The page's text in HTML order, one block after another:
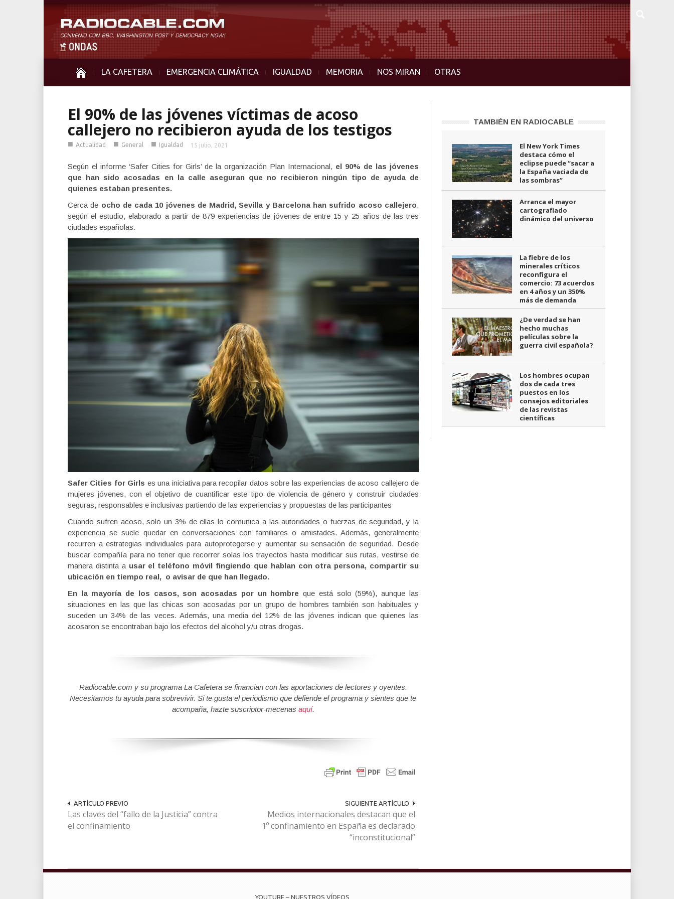
LA CAFETERA EMERGENCIA CLIMÁTICA IGUALDAD MEMORIA NOS MIRAN OTRAS
El 90% de las jóvenes víctimas de acoso
callejero no recibieron ayuda de los testigos
■ Actualidad ■ General ■ Igualdad 15 julio, 2021
Según el informe ‘Safer Cities for Girls’ de la organización Plan Internacional, el 90% de las jóvenes
que han sido acosadas en la calle aseguran que no recibieron ningún tipo de ayuda de
quienes estaban presentes.
Cerca de ocho de cada 10 jóvenes de Madrid, Sevilla y Barcelona han sufrido acoso callejero,
según el estudio, elaborado a partir de 879 experiencias de jóvenes de entre 15 y 25 años de las tres
ciudades españolas.
Safer Cities for Girls es una iniciativa para recopilar datos sobre las experiencias de acoso callejero de
mujeres jóvenes, con el objetivo de cuantificar este tipo de violencia de género y construir ciudades
seguras, responsables e inclusivas partiendo de las experiencias y propuestas de las participantes
Cuando sufren acoso, solo un 3% de ellas lo comunica a las autoridades o fuerzas de seguridad, y la
experiencia se suele quedar en conversaciones con familiares o amistades. Además, generalmente
recurren a estrategias individuales para autoprotegerse y aumentar su sensación de seguridad. Desde
buscar compañía para no tener que recorrer solas los trayectos hasta modificar sus rutas, vestirse de
manera distinta a usar el teléfono móvil fingiendo que hablan con otra persona, compartir su
ubicación en tiempo real, o avisar de que han llegado.
En la mayoría de los casos, son acosadas por un hombre que está solo (59%), aunque las
situaciones en las que las chicas son acosadas por un grupo de hombres también son habituales y
suceden un 34% de las veces. Además, una media del 12% de las jóvenes indican que quienes las
acosaron se encontraban bajo los efectos del alcohol y/u otras drogas.
Radiocable.com y su programa La Cafetera se financian con las aportaciones de lectores y oyentes.
Necesitamos tu ayuda para sobrevivir. Si te gusta el periodismo que defiende el programa y sientes que te
acompaña, hazte suscriptor-mecenas aquí.
ARTÍCULO PREVIO
Las claves del “fallo de la Justicia” contra
el confinamiento
SIGUIENTE ARTÍCULO
Medios internacionales destacan que el
1º confinamiento en España es declarado
“inconstitucional”
TAMBIÉN EN RADIOCABLE
El New York Times
destaca cómo el
eclipse puede “sacar a
la España vaciada de
las sombras”
Arranca el mayor
cartografiado
dinámico del universo
La fiebre de los
minerales críticos
reconfigura el
comercio: 73 acuerdos
en 4 años y un 350%
más de demanda
¿De verdad se han
hecho muchas
películas sobre la
guerra civil española?
Los hombres ocupan
dos de cada tres
puestos en los
consejos editoriales
de las revistas
científicas
YOUTUBE – NUESTROS VÍDEOS